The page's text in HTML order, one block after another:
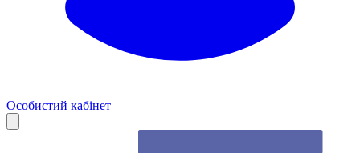
Особистий кабінет